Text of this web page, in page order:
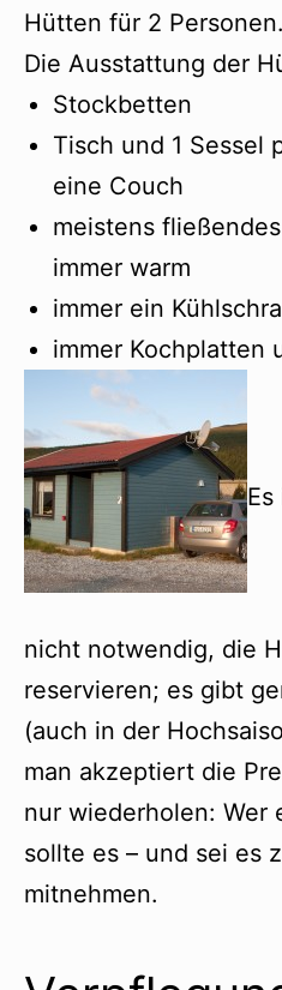
Hütten für 2 Personen.
Die Ausstattung der
Stockbetten
Tisch und 1 Sessel
eine Couch
meistens
immer warm
immer ein
immer Kochplatten
nicht notwendig, die
reservieren; es gibt
(auch in der
man akzeptiert die
nur wiederholen: Wer
sollte es – und sei es
mitnehmen.